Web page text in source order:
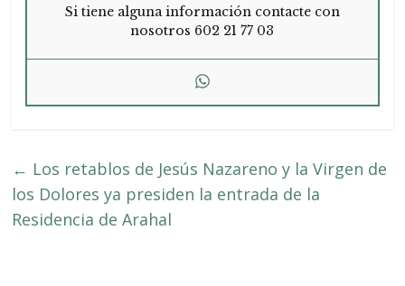
Si tiene alguna información contacte con
nosotros 602 21 77 03
← Los retablos de Jesús Nazareno y la Virgen de
los Dolores ya presiden la entrada de la
Residencia de Arahal